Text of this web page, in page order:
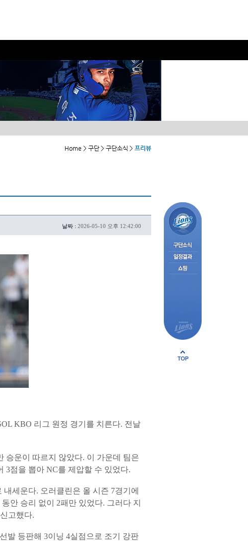
Home > 구단 > 구단소식 > 프리뷰
날짜 : 2026-05-10 오후 12:42:00
KBO 리그 원정 경기를 치른다. 전날
승운이 따르지 않았다. 이 가운데 팀은
3점을 뽑아 NC를 제압할 수 있었다.
세운다. 오러클린은 올 시즌 7경기에
안 승리 없이 2패만 있었다. 그러다 지
고했다.
발 등판해 3이닝 4실점으로 조기 강판